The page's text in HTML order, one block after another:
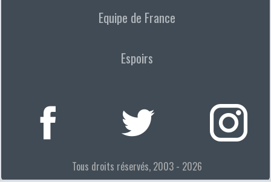
Equipe de France
Espoirs
Tous droits réservés, 2003 - 2026